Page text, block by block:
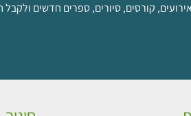
קורסים, סיורים, ספרים חדשים